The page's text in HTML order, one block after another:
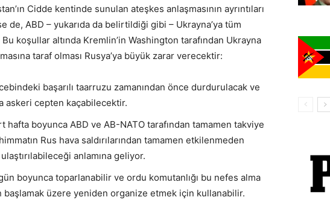
Cidde kentinde sunulan ateşkes anlaşmasının ayrıntıları
de, ABD – yukarıda da belirtildiği gibi – Ukrayna’ya tüm
koşullar altında Kremlin’in Washington tarafından Ukrayna
taraf olması Rusya’ya büyük zarar verecektir:
başarılı taarruzu zamanından önce durdurulacak ve
askeri cepten kaçabilecektir.
boyunca ABD ve AB-NATO tarafından tamamen takviye
Rus hava saldırılarından tamamen etkilenmeden
anlamına geliyor.
boyunca toparlanabilir ve ordu komutanlığı bu nefes alma
üzere yeniden organize etmek için kullanabilir.